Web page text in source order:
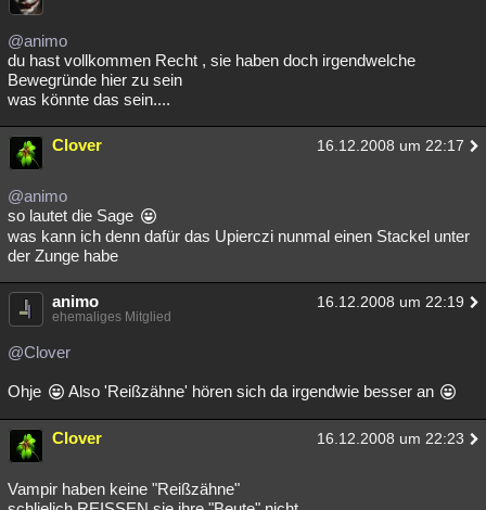
@animo
du hast vollkommen Recht , sie haben doch irgendwelche
Bewegründe hier zu sein
was könnte das sein....
Clover 16.12.2008 um 22:17
@animo
so lautet die Sage
was kann ich denn dafür das Upierczi nunmal einen Stackel unter
der Zunge habe
animo 16.12.2008 um 22:19
ehemaliges Mitglied
@Clover
Ohje Also 'Reißzähne' hören sich da irgendwie besser an
Clover 16.12.2008 um 22:23
Vampir haben keine "Reißzähne"